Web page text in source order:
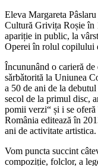
Eleva Margareta
Cultură Grivița Roșie în
apariție in public, la
Operei în rolul copilului
Încununând o carieră
sǎrbǎtorită la Uniunea
a 50 de ani de la
secol de la primul disc,
pomii verzi“ și i se
România editează în
ani de activitate artistica.
Vom puncta succint
compoziție, folclor, a